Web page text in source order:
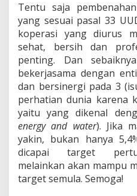
Tentu saja
yang sesuai pasal 33
koperasi yang diurus
sehat, bersih dan
penting. Dan
bekerjasama dengan
dan bersinergi pada 3
perhatian dunia karena
yaitu yang dikenal
energy and water). Jika
yakin, bukan hanya
dicapai target
melainkan akan mampu
target semula. Semoga!